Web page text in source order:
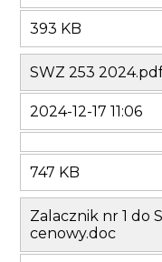
393 KB
SWZ 253
2024-12-17 11:06
747 KB
Zalacznik nr 1 do
cenowy.doc